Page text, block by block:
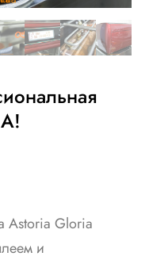
Astoria Gloria
и